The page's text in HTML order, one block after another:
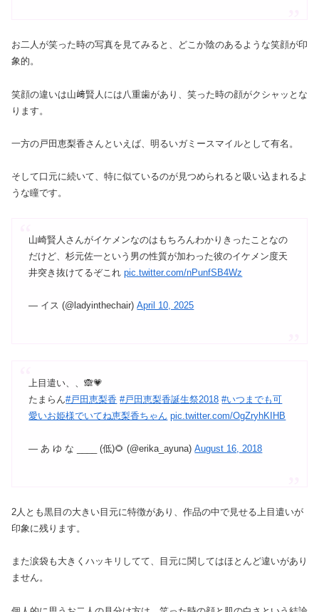
お二人が笑った時の写真を見てみると、どこか陰のあるような笑顔が印
象的。
笑顔の違いは山﨑賢人には八重歯があり、笑った時の顔がクシャッとな
ります。
一方の戸田恵梨香さんといえば、明るいガミースマイルとして有名。
そして口元に続いて、特に似ているのが見つめられると吸い込まれるよ
うな瞳です。
山崎賢人さんがイケメンなのはもちろんわかりきったことなの
だけど、杉元佐一という男の性質が加わった彼のイケメン度天
井突き抜けてるぞこれpic.twitter.com/nPunfSB4Wz
— イス (@ladyinthechair)April 10, 2025
上目遣い、、🙈💗
たまらん#戸田恵梨香 #戸田恵梨香誕生祭2018 #いつまでも可
愛いお姫様でいてね恵梨香ちゃん pic.twitter.com/OgZryhKIHB
— あ ゆ な ____ (低)🌻 (@erika_ayuna)August 16, 2018
2人とも黒目の大きい目元に特徴があり、作品の中で見せる上目遣いが
印象に残ります。
また涙袋も大きくハッキリしてて、目元に関してはほとんど違いがあり
ません。